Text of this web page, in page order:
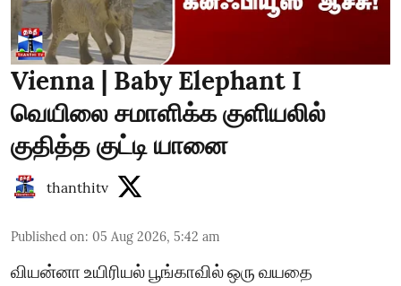
Vienna | Baby Elephant I
வெயிலை சமாளிக்க குளியலில்
குதித்த குட்டி யானை
thanthitv
Published on: 05 Aug 2026, 5:42 am
வியன்னா உயிரியல் பூங்காவில் ஒரு வயதை